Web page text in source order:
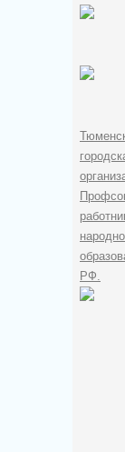
РФ.